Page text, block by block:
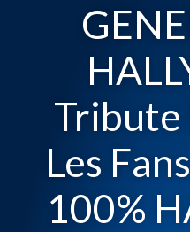
Tribute
Les
100%